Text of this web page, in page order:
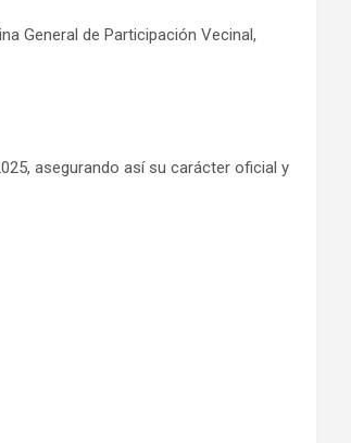
General de Participación Vecinal,
asegurando así su carácter oficial y